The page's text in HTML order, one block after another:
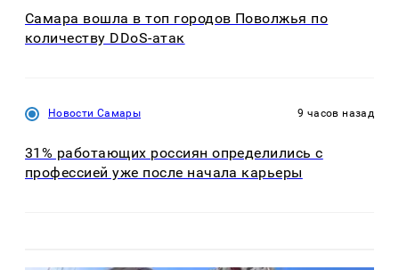
Самара вошла в топ городов Поволжья по
количеству DDoS-атак
Новости Самары 9 часов назад
31% работающих россиян определились с
профессией уже после начала карьеры